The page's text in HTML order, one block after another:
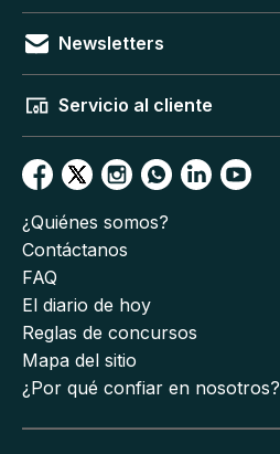
Newsletters
Servicio al cliente
¿Quiénes somos?
Contáctanos
FAQ
El diario de hoy
Reglas de concursos
Mapa del sitio
¿Por qué confiar en nosotros?